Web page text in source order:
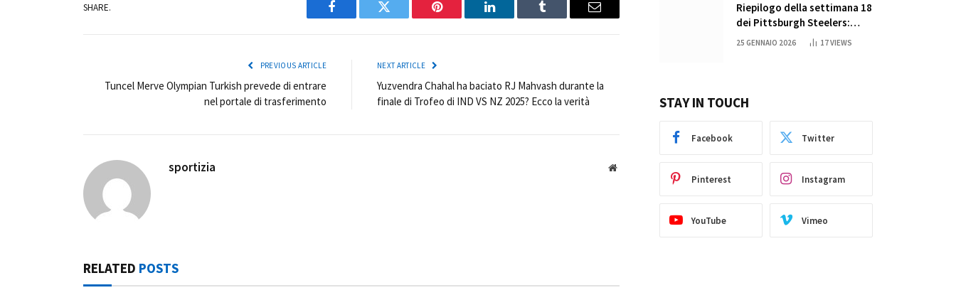
SHARE.
Facebook Twitter Pinterest LinkedIn Tumblr Email
PREVIOUS ARTICLE
Tuncel Merve Olympian Turkish prevede di entrare
nel portale di trasferimento
NEXT ARTICLE
Yuzvendra Chahal ha baciato RJ Mahvash durante la
finale di Trofeo di IND VS NZ 2025? Ecco la verità
sportizia Website
RELATED POSTS
Riepilogo della settimana 18
dei Pittsburgh Steelers:
credi nei miracoli?
25 GENNAIO 2026 17VIEWS
STAY IN TOUCH
Facebook Twitter
Pinterest Instagram
YouTube Vimeo